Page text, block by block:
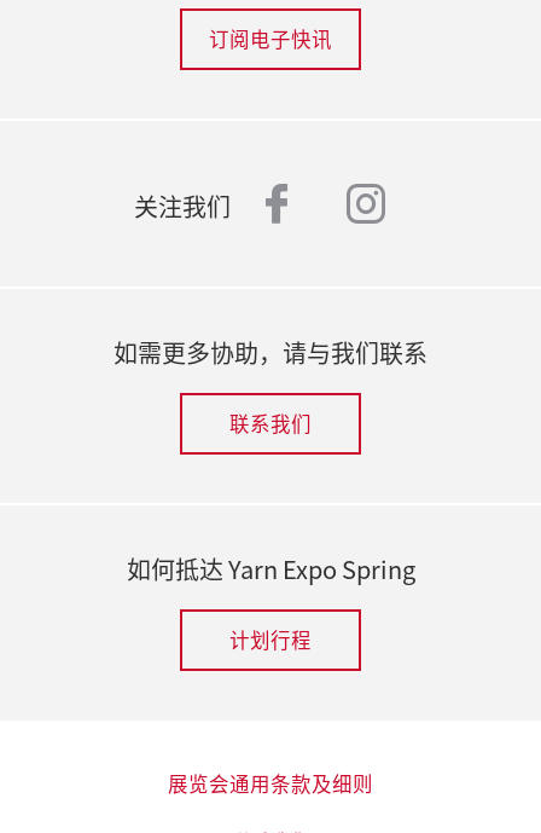
订阅电子快讯
关注我们 facebook
如需更多协助，请与我们联系
联系我们
如何抵达 Yarn Expo Spring
计划行程
展览会通用条款及细则